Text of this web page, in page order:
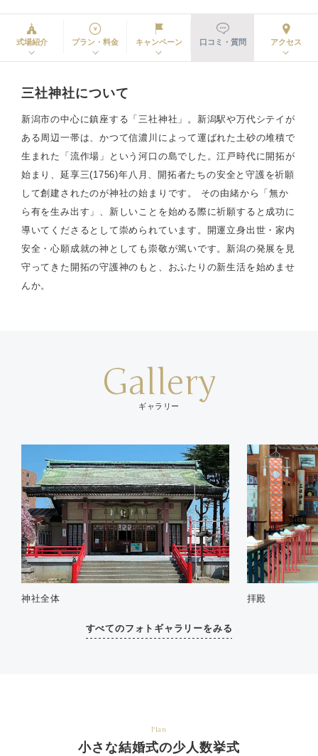
式場紹介 プラン・料金 キャンペーン 口コミ・質問 アクセス
三社神社について
新潟市の中心に鎮座する「三社神社」。新潟駅や万代シテイが
ある周辺一帯は、かつて信濃川によって運ばれた土砂の堆積で
生まれた「流作場」という河口の島でした。江戸時代に開拓が
始まり、延享三(1756)年八月、開拓者たちの安全と守護を祈願
して創建されたのが神社の始まりです。 その由緒から「無か
ら有を生み出す」、新しいことを始める際に祈願すると成功に
導いてくださるとして崇められています。開運立身出世・家内
安全・心願成就の神としても崇敬が篤いです。新潟の発展を見
守ってきた開拓の守護神のもと、おふたりの新生活を始めませ
んか。
Gallery
ギャラリー
神社全体 拝殿
すべてのフォトギャラリーをみる
Plan
小さな結婚式の少人数挙式